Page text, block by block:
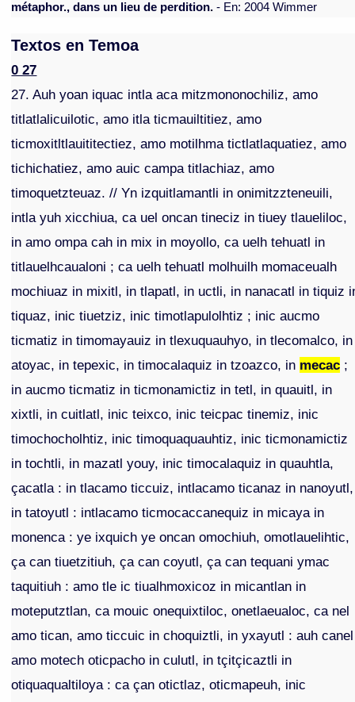
métaphor., dans un lieu de perdition. - En: 2004 Wimmer
Textos en Temoa
0 27
27. Auh yoan iquac intla aca mitzmononochiliz, amo
titlatlalicuilotic, amo itla ticmauiltitiez, amo
ticmoxitltlauititectiez, amo motilhma tictlatlaquatiez, amo
tichichatiez, amo auic campa titlachiaz, amo
timoquetzteuaz. // Yn izquitlamantli in onimitzzteneuili,
intla yuh xicchiua, ca uel oncan tineciz in tiuey tlaueliloc,
in amo ompa cah in mix in moyollo, ca uelh tehuatl in
titlauelhcaualoni ; ca uelh tehuatl molhuilh momaceualh
mochiuaz in mixitl, in tlapatl, in uctli, in nanacatl in tiquiz
tiquaz, inic tiuetziz, inic timotlapulolhtiz ; inic aucmo
ticmatiz in timomayauiz in tlexuquauhyo, in tlecomalco, in
atoyac, in tepexic, in timocalaquiz in tzoazco, in mecac ;
in aucmo ticmatiz in ticmonamictiz in tetl, in quauitl, in
xixtli, in cuitlatl, inic teixco, inic teicpac tinemiz, inic
timochocholhtiz, inic timoquaquauhtiz, inic ticmonamictiz
in tochtli, in mazatl youy, inic timocalaquiz in quauhtla,
çacatla : in tlacamo ticcuiz, intlacamo ticanaz in nanoyutl,
in tatoyutl : intlacamo ticmocaccanequiz in micaya in
monenca : ye ixquich ye oncan omochiuh, omotlauelihtic,
ça can tiuetzitiuh, ça can coyutl, ça can tequani ymac
taquitiuh : amo tle ic tiualhmoxicoz in micantlan in
moteputztlan, ca mouic onequixtiloc, onetlaeualoc, ca nel
amo tican, amo ticcuic in choquiztli, in yxayutl : auh canel
amo motech oticpacho in culutl, in tçitçicaztli in
otiquaqualtiloya : ca çan otictlaz, oticmapeuh, inic